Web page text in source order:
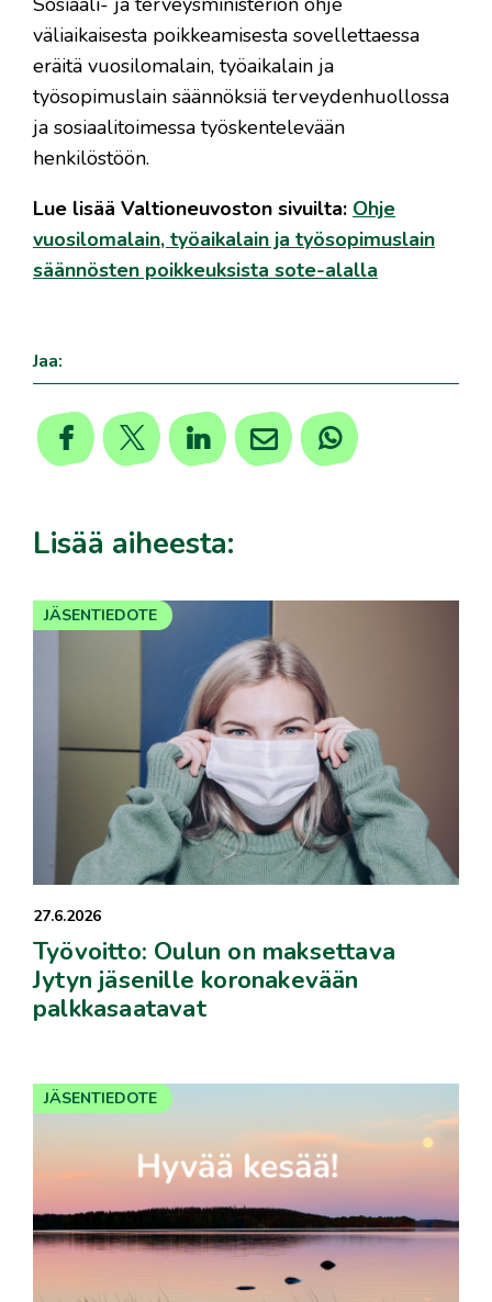
väliaikaisesta poikkeamisesta sovellettaessa
eräitä vuosilomalain, työaikalain ja
työsopimuslain säännöksiä terveydenhuollossa
ja sosiaalitoimessa työskentelevään
henkilöstöön.
Lue lisää Valtioneuvoston sivuilta: Ohje
vuosilomalain, työaikalain ja työsopimuslain
säännösten poikkeuksista sote-alalla
Jaa:
Lisää aiheesta:
27.6.2026
Työvoitto: Oulun on maksettava
Jytyn jäsenille koronakevään
palkkasaatavat
JÄSENTIEDOTE
JÄSENTIEDOTE